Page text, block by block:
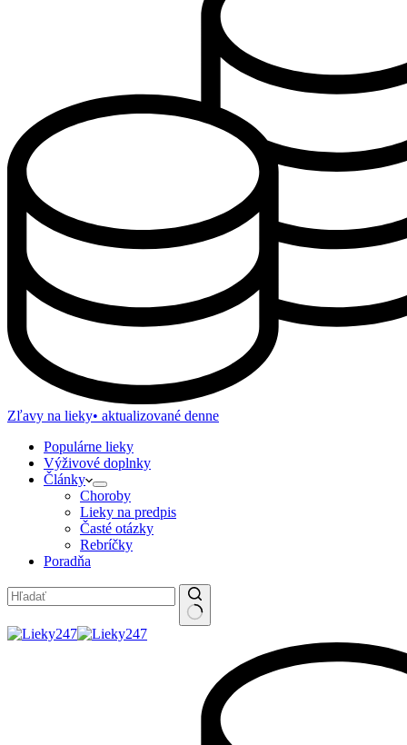
Zľavy na lieky• aktualizované denne
Populárne lieky
Výživové doplnky
Články
Choroby
Lieky na predpis
Časté otázky
Rebríčky
Poradňa
No